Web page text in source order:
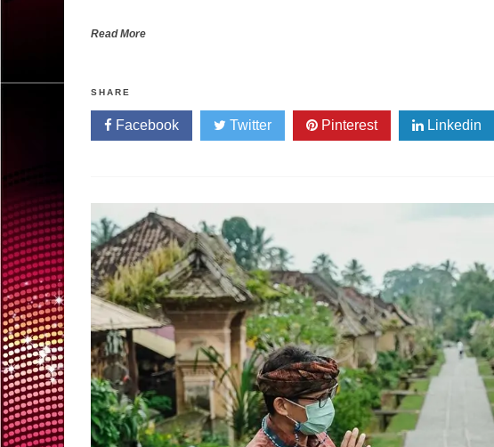
Read More
SHARE
Facebook Twitter Pinterest Linkedin